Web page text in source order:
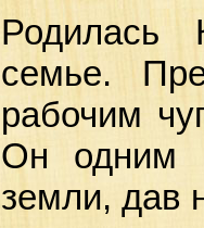
Родилась
семье.
рабочим
Он одним
земли, дав